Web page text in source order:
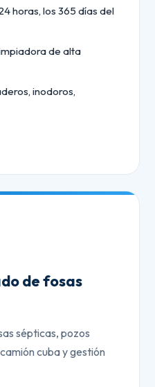
horas, los 365 días del
de alta
inodoros,
de fosas
sépticas, pozos
cuba y gestión